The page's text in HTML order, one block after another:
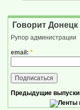
Говорит Донецк
Рупор администрации
email: *
Предыдущие выпуски